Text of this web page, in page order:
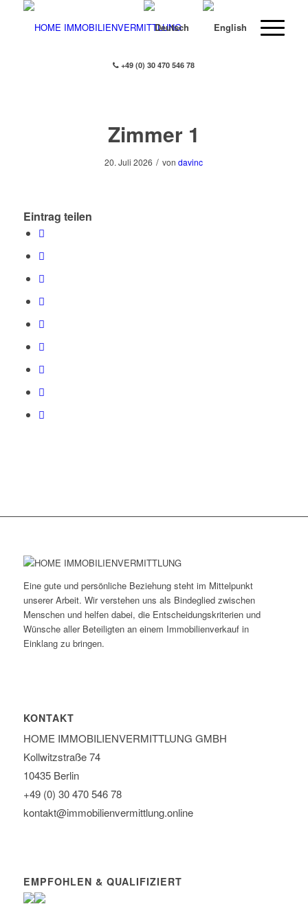
+49 (0) 30 470 546 78
Zimmer 1
20. Juli 2026 / vondavinc
Eintrag teilen
Eine gute und persönliche Beziehung steht im Mittelpunkt
unserer Arbeit. Wir verstehen uns als Bindeglied zwischen
Menschen und helfen dabei, die Entscheidungskriterien und
Wünsche aller Beteiligten an einem Immobilienverkauf in
Einklang zu bringen.
KONTAKT
HOME IMMOBILIEN­VERMITTLUNG GMBH
Kollwitzstraße 74
10435 Berlin
+49 (0) 30 470 546 78
kontakt@immobilien­vermittlung.online
EMPFOHLEN & QUALIFIZIERT